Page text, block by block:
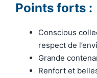
Points forts :
Conscious
respect de
Grande
Renfort et